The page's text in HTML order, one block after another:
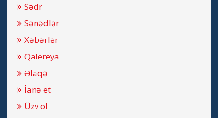
Sədr
Sənədlər
Xəbərlər
Qalereya
Əlaqə
İanə et
Üzv ol